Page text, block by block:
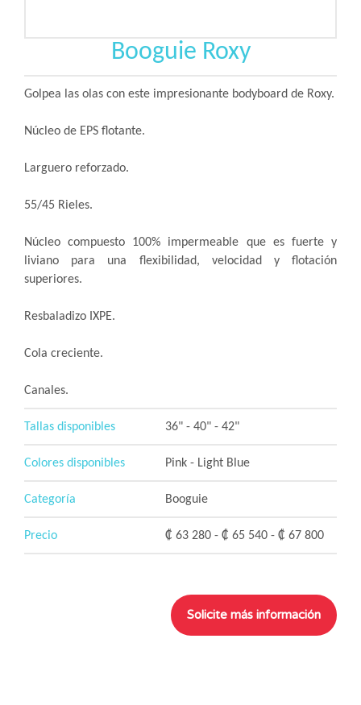
Booguie Roxy
Golpea las olas con este impresionante bodyboard de Roxy.
Núcleo de EPS flotante.
Larguero reforzado.
55/45 Rieles.
Núcleo compuesto 100% impermeable que es fuerte y
liviano para una flexibilidad, velocidad y flotación
superiores.
Resbaladizo IXPE.
Cola creciente.
Canales.
Tallas disponibles 36" - 40" - 42"
Colores disponibles Pink - Light Blue
Categoría Booguie
Precio ₡ 63 280 - ₡ 65 540 - ₡ 67 800